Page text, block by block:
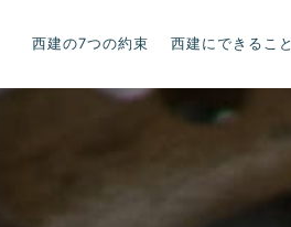
西建の7つの約束
西建にできること